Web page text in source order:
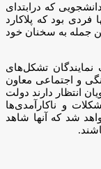
که درابتدای
بود که پلاکارد
جمله به سخنان خود
تشکل‌های
و اجتماعی معاون
انتظار دارند دولت
و ناکارآمدی‌ها
شد که آنها شاهد